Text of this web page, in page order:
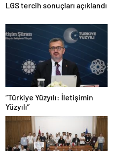
LGS tercih sonuçları açıklandı
“Türkiye Yüzyılı: İletişimin
Yüzyılı”